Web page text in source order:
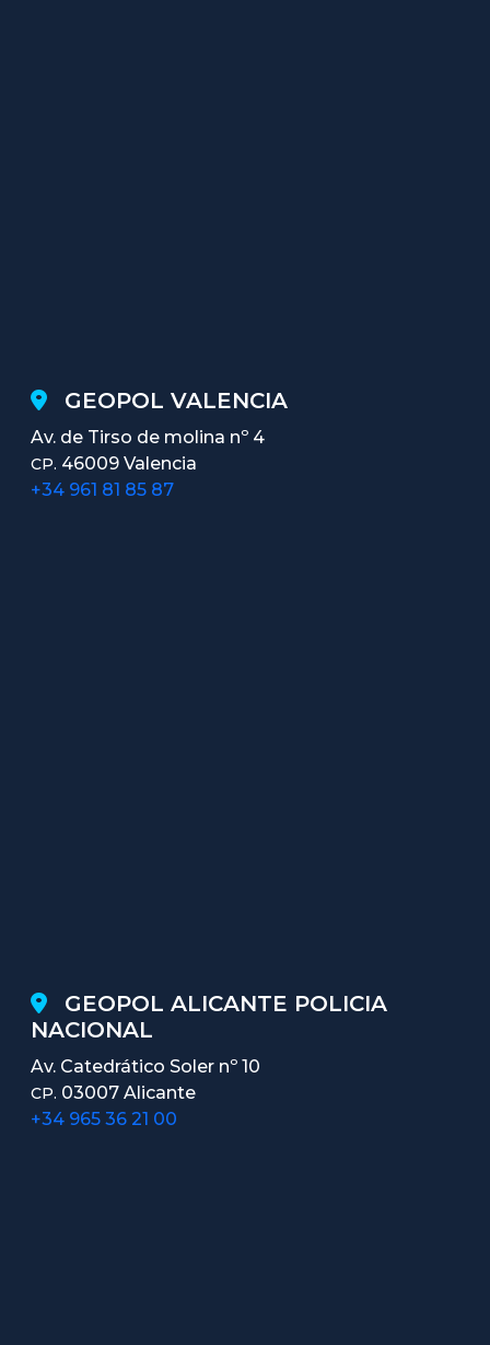
GEOPOL VALENCIA
Av. de Tirso de molina nº 4
CP. 46009 Valencia
+34 961 81 85 87
GEOPOL ALICANTE POLICIA
NACIONAL
Av. Catedrático Soler nº 10
CP. 03007 Alicante
+34 965 36 21 00